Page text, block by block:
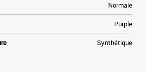
Normale
Purple
Synthétique